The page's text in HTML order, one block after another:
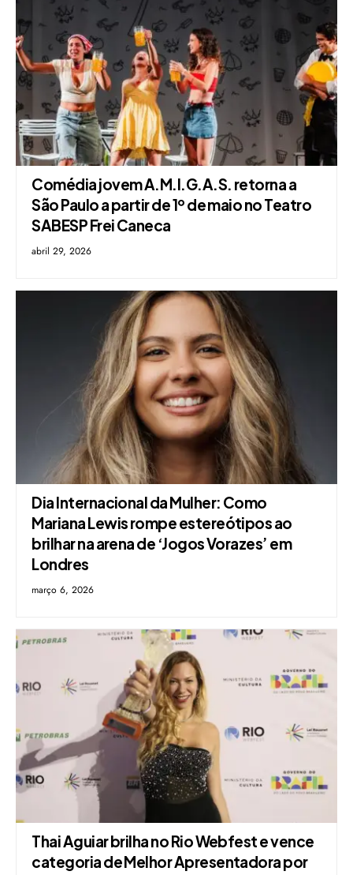
Comédia jovem A.M.I.G.A.S. retorna a
São Paulo a partir de 1º de maio no Teatro
SABESP Frei Caneca
abril 29, 2026
Dia Internacional da Mulher: Como
Mariana Lewis rompe estereótipos ao
brilhar na arena de ‘Jogos Vorazes’ em
Londres
março 6, 2026
Thai Aguiar brilha no Rio Webfest e vence
categoria de Melhor Apresentadora por